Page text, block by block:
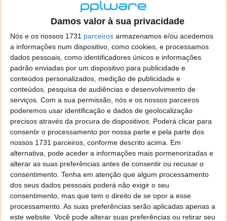
Damos valor à sua privacidade
Nós e os nossos 1731 parceiros armazenamos e/ou acedemos
a informações num dispositivo, como cookies, e processamos
dados pessoais, como identificadores únicos e informações
padrão enviadas por um dispositivo para publicidade e
conteúdos personalizados, medição de publicidade e
conteúdos, pesquisa de audiências e desenvolvimento de
serviços. Com a sua permissão, nós e os nossos parceiros
poderemos usar identificação e dados de geolocalização
precisos através da procura de dispositivos. Poderá clicar para
consentir o processamento por nossa parte e pela parte dos
nossos 1731 parceiros, conforme descrito acima. Em
alternativa, pode aceder a informações mais pormenorizadas e
alterar as suas preferências antes de consentir ou recusar o
consentimento. Tenha em atenção que algum processamento
dos seus dados pessoais poderá não exigir o seu
consentimento, mas que tem o direito de se opor a esse
processamento. As suas preferências serão aplicadas apenas a
este website. Você pode alterar suas preferências ou retirar seu
novo modo dedicado às reparações. Este havia sido
já detetado há algumas semanas, mas agora surge
oficialmente. É criado para bloquear o acesso à
informação pessoal do utilizador, ao mesmo tempo
que torna qualquer Pixel num dispositivo com uma
reposição de fábrica aplicada.
Google disponibiliza manuais de reparação